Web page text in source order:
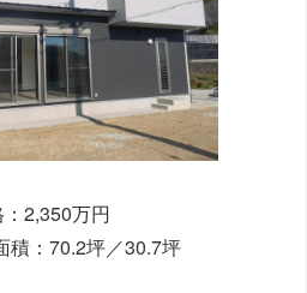
2,350万円
積：70.2坪／30.7坪